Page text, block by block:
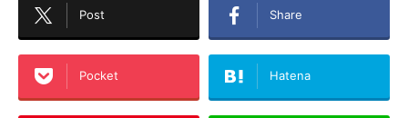
Post Share
Pocket Hatena